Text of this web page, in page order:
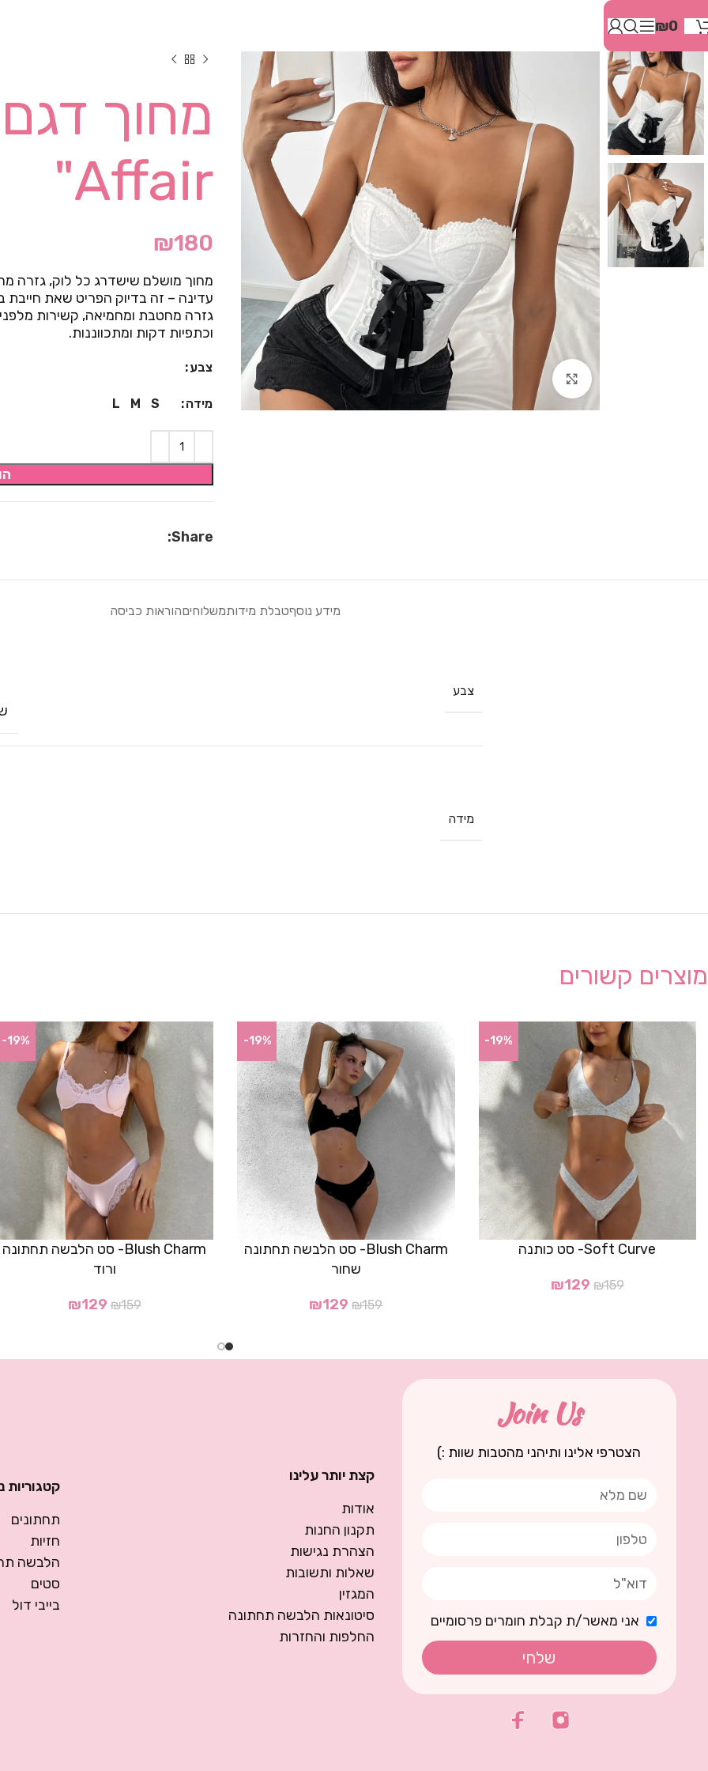
זֶה
מַעֲרֶכֶת
"המרכז
הישראלי
לְהַנְגָּשָׁת
אָתָרִים".
הַמְּסַיַּעַת
לִנְגִישׁוּת
הָאֲתָר.
לִפְתִיחַת
תַּפְרִיט
הֵנְּגִישׁוּת
לְחַץ
ALT+0
₪0
Click to enlarge
Affair"
₪180
מחוך מושלם שישדרג כל לוק, גזרה
עדינה – זה בדיוק הפריט שאת חייבת
גזרה מחטבת ומחמיאה, קשירות
וכתפיות דקות ומתכווננות.
צבע
מידה S
M
L
Share:
מידע נוסףטבלת מידותמשלוחיםהוראות כביסה
צבע
מידה
מוצרים קשורים
-19%
Soft Curve- סט כותנה
₪159
₪129
-19%
Blush Charm- סט הלבשה תחתונה
שחור
₪159
₪129
-19%
Blush Charm- סט הלבשה תחתונה
ורוד
₪159
₪129
Join Us
הצטרפי אלינו ותיהני מהטבות שוות :)
אני מאשר/ת קבלת חומרים פרסומיים
שלחי
קצת יותר עלינו
אודות
תקנון החנות
הצהרת נגישות
שאלות ותשובות
המגזין
סיטונאות הלבשה תחתונה
החלפות והחזרות
קטגוריות
תחתונים
חזיות
הלבשה
סטים
בייבי דול